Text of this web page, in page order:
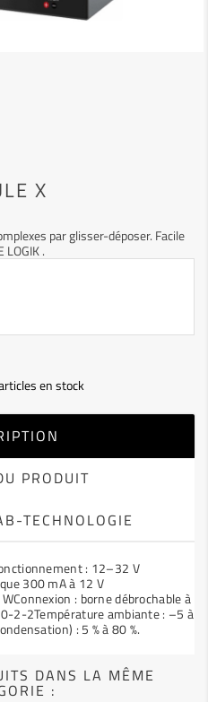
X
par glisser-déposer. Facile
.
en stock
PRODUIT
TECHNOLOGIE
: 12–32 V
300 mA à 12 V
: borne débrochable à
2-2Température ambiante : –5 à
: 5 % à 80 %.
DANS LA MÊME
: